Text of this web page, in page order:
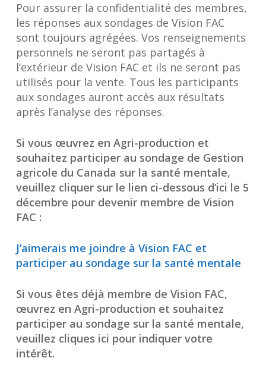
Pour assurer la confidentialité des membres,
les réponses aux sondages de Vision FAC
sont toujours agrégées. Vos renseignements
personnels ne seront pas partagés à
l’extérieur de Vision FAC et ils ne seront pas
utilisés pour la vente. Tous les participants
aux sondages auront accès aux résultats
après l’analyse des réponses.
Si vous œuvrez en Agri-production et
souhaitez participer au sondage de Gestion
agricole du Canada sur la santé mentale,
veuillez cliquer sur le lien ci-dessous d’ici le 5
décembre pour devenir membre de Vision
FAC :
J’aimerais me joindre à Vision FAC et
participer au sondage sur la santé mentale
Si vous êtes déjà membre de Vision FAC,
œuvrez en Agri-production et souhaitez
participer au sondage sur la santé mentale,
veuillez cliques ici pour indiquer votre
intérêt.